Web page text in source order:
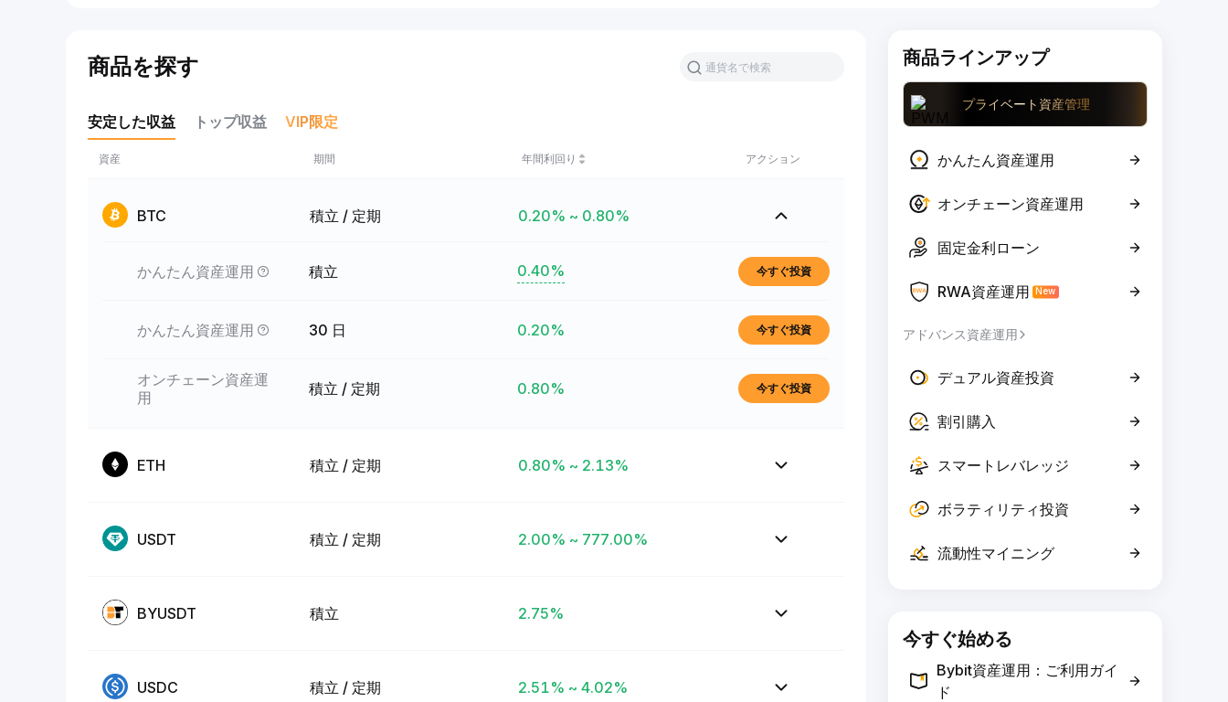
商品を探す
安定した収益 トップ収益 VIP限定
資産 期間 年間利回り アクション
BTC 積立 / 定期 0.20% ~ 0.80%
かんたん資産運用 積立 0.40% 今すぐ投資
かんたん資産運用 30 日 0.20% 今すぐ投資
オンチェーン資産運
用
積立 / 定期 0.80% 今すぐ投資
ETH 積立 / 定期 0.80% ~ 2.13%
USDT 積立 / 定期 2.00% ~ 777.00%
BYUSDT 積立 2.75%
USDC 積立 / 定期 2.51% ~ 4.02%
商品ラインアップ
プライベート資産管理
かんたん資産運用
オンチェーン資産運用
固定金利ローン
RWA資産運用 New
アドバンス資産運用
デュアル資産投資
割引購入
スマートレバレッジ
ボラティリティ投資
流動性マイニング
今すぐ始める
Bybit資産運用：ご利用ガイ
ド